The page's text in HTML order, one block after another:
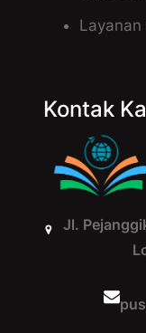
Layanan
Kontak
Jl.